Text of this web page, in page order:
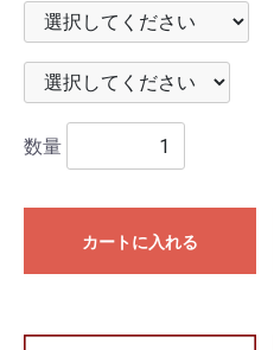
数量
カートに入れる